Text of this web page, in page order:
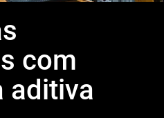
com
aditiva